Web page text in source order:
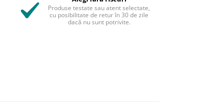
Produse testate sau atent selectate,
cu posibilitate de retur în 30 de zile
dacă nu sunt potrivite.